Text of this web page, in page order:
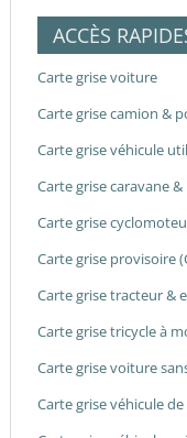
ACCÈS
Carte grise voiture
Carte grise camion &
Carte grise véhicule
Carte grise caravane
Carte grise
Carte grise provisoire
Carte grise tracteur &
Carte grise tricycle à
Carte grise voiture
Carte grise véhicule